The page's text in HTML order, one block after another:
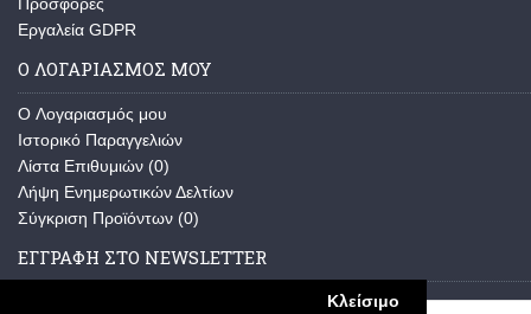
Κλείσιμο
Εργαλεία GDPR
Ο ΛΟΓΑΡΙΑΣΜΌΣ ΜΟΥ
O Λογαριασμός μου
Ιστορικό Παραγγελιών
Λίστα Επιθυμιών (0)
Λήψη Ενημερωτικών Δελτίων
Σύγκριση Προϊόντων (0)
ΕΓΓΡΑΦΉ ΣΤΟ NEWSLETTER